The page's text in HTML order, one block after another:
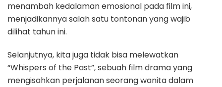
menambah kedalaman emosional pada film ini,
menjadikannya salah satu tontonan yang wajib
dilihat tahun ini.
Selanjutnya, kita juga tidak bisa melewatkan
“Whispers of the Past”, sebuah film drama yang
mengisahkan perjalanan seorang wanita dalam